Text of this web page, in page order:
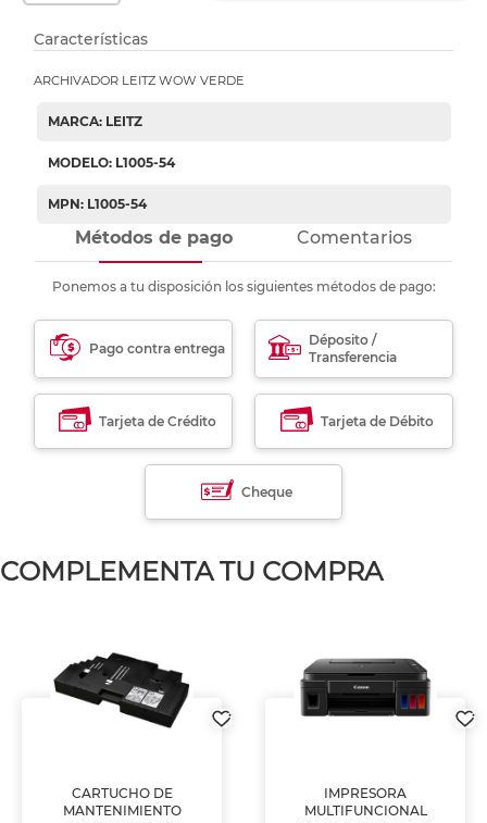
Características
ARCHIVADOR LEITZ WOW VERDE
MARCA: LEITZ
MODELO: L1005-54
MPN: L1005-54
Métodos de pago Comentarios
Ponemos a tu disposición los siguientes métodos de pago:
Pago contra entrega
Déposito /
Transferencia
Tarjeta de Crédito Tarjeta de Débito
Cheque
COMPLEMENTA TU COMPRA
CARTUCHO DE
MANTENIMIENTO
IMPRESORA
MULTIFUNCIONAL